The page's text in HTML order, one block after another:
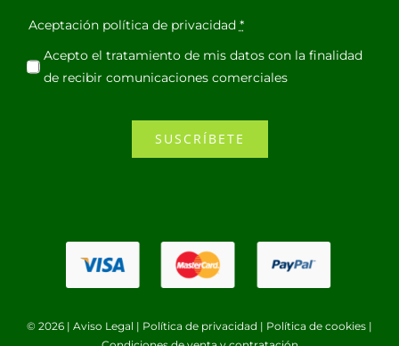
Aceptación política de privacidad *
Acepto el tratamiento de mis datos con la finalidad
de recibir comunicaciones comerciales
SUSCRÍBETE
© 2026 | Aviso Legal | Política de privacidad | Política de cookies |